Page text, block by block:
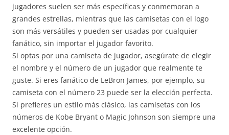
jugadores suelen ser más específicas y conmemoran a
grandes estrellas, mientras que las camisetas con el logo
son más versátiles y pueden ser usadas por cualquier
fanático, sin importar el jugador favorito.
Si optas por una camiseta de jugador, asegúrate de elegir
el nombre y el número de un jugador que realmente te
guste. Si eres fanático de LeBron James, por ejemplo, su
camiseta con el número 23 puede ser la elección perfecta.
Si prefieres un estilo más clásico, las camisetas con los
números de Kobe Bryant o Magic Johnson son siempre una
excelente opción.